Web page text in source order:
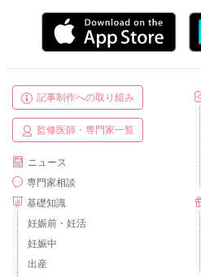
記事制作への取り組み
監修医師・専門家一覧
ニュース
専門家相談
基礎知識
妊娠前・妊活
妊娠中
出産